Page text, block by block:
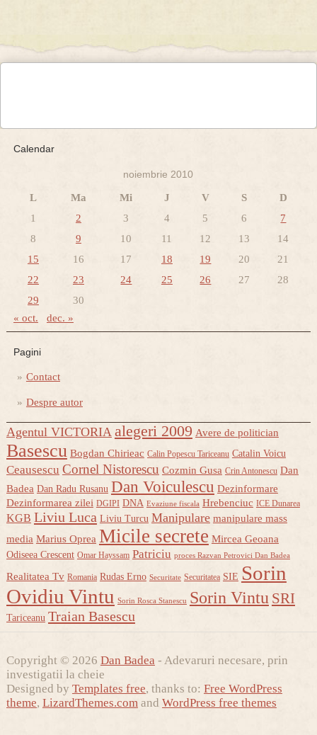
Calendar
noiembrie 2010
L Ma Mi J V S
D
1
2 3 4 5 6
7
8
9 10 11 12 13
14
15
16 17 18 19 20
21
22
23 24 25 26 27
28
29
30
« oct. dec. »
Pagini
Contact
Despre autor
Agentul VICTORIA alegeri 2009 Avere de politician
Basescu Bogdan Chirieac Calin Popescu Tariceanu Catalin Voicu
Ceausescu Cornel Nistorescu Cozmin Gusa Crin Antonescu Dan
Badea Dan Radu Rusanu Dan Voiculescu Dezinformare
Dezinformarea zilei DGIPI DNA Evaziune fiscala Hrebenciuc ICE Dunarea
KGB Liviu Luca Liviu Turcu Manipulare manipulare mass
media Marius Oprea Micile secrete Mircea Geoana
Odiseea Crescent Omar Hayssam Patriciu proces Razvan Petrovici Dan Badea
Realitatea Tv Romania Rudas Erno Securitate Securitatea SIE Sorin
Ovidiu Vintu Sorin Rosca Stanescu Sorin Vintu SRI
Tariceanu Traian Basescu
Copyright © 2026 Dan Badea - Adevaruri necesare, prin
investigatii la cheie
Designed by Templates free, thanks to: Free WordPress
theme, LizardThemes.comand WordPress free themes